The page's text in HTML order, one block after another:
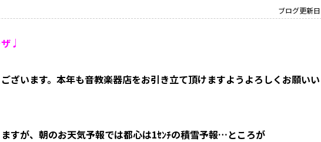
ブログ更新
♩
ざいます。本年も音教楽器店をお引き立て頂けますようよろしくお願いい
すが、朝のお天気予報では都心は1ｾﾝﾁの積雪予報…ところが